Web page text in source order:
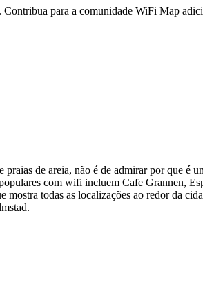
para a comunidade WiFi Map
de areia, não é de admirar por que é
com wifi incluem Cafe Grannen,
todas as localizações ao redor da